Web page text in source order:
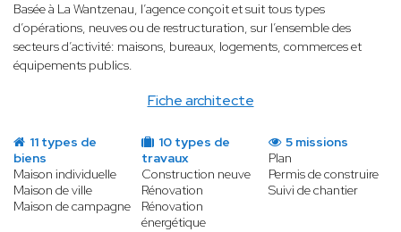
Fiche architecte
Basée à La Wantzenau, l’agence conçoit et suit tous types
d’opérations, neuves ou de restructuration, sur l’ensemble des
secteurs d’activité: maisons, bureaux, logements, commerces et
équipements publics.
11 types de
biens
Maison individuelle
Maison de ville
Maison de campagne
10 types de
travaux
Construction neuve
Rénovation
Rénovation
énergétique
5 missions
Plan
Permis de construire
Suivi de chantier